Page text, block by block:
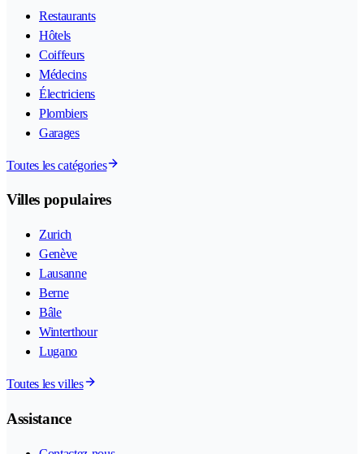
Restaurants
Hôtels
Coiffeurs
Médecins
Électriciens
Plombiers
Garages
Toutes les catégories
Villes populaires
Zurich
Genève
Lausanne
Berne
Bâle
Winterthour
Lugano
Toutes les villes
Assistance